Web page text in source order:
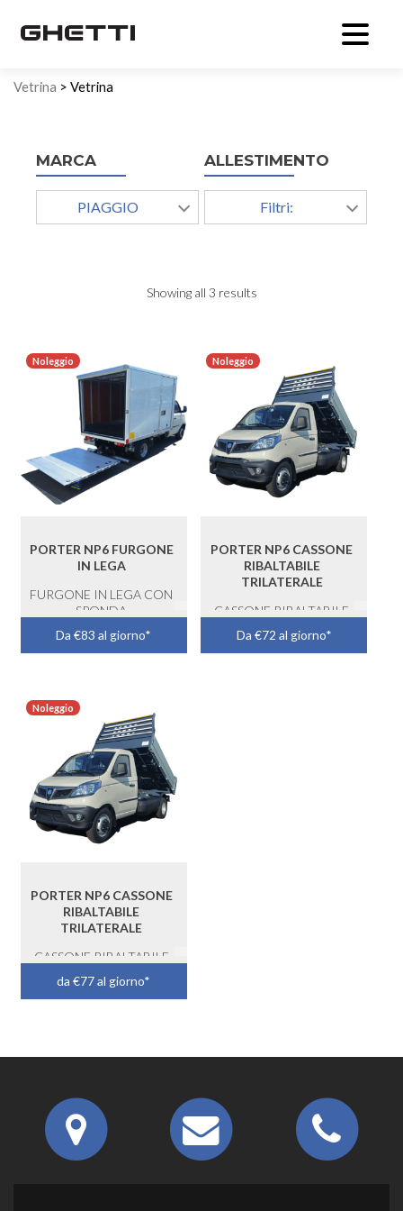
Vetrina > Vetrina
MARCA
PIAGGIO
ALLESTIMENTO
Filtri:
Showing all 3 results
Noleggio
PORTER NP6 FURGONE
IN LEGA
FURGONE IN LEGA CON
SPONDA
Da €83 al giorno*
Noleggio
PORTER NP6 CASSONE
RIBALTABILE
TRILATERALE
CASSONE RIBALTABILE
Da €72 al giorno*
Noleggio
PORTER NP6 CASSONE
RIBALTABILE
TRILATERALE
CASSONE RIBALTABILE
TRILATERALE
da €77 al giorno*